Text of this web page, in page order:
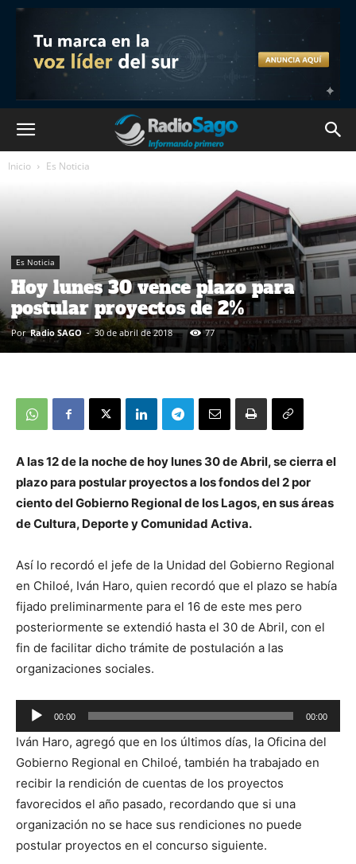
Inicio Es Noticia
Es Noticia
Hoy lunes 30 vence plazo para
postular proyectos de 2%
Por Radio SAGO - 30 de abril de 2018 77
A las 12 de la noche de hoy lunes 30 de Abril, se cierra el
plazo para postular proyectos a los fondos del 2 por
ciento del Gobierno Regional de los Lagos, en sus áreas
de Cultura, Deporte y Comunidad Activa.
Así lo recordó el jefe de la Unidad del Gobierno Regional
en Chiloé, Iván Haro, quien recordó que el plazo se había
fijado preliminarmente para el 16 de este mes pero
posteriormente se extendió hasta el 30 de Abril, con el
fin de facilitar dicho trámite de postulación a las
organizaciones sociales.
Reproductor
de
audio
00:00 00:00
Iván Haro, agregó que en los últimos días, la Oficina del
Gobierno Regional en Chiloé, también ha trabajado en
recibir la rendición de cuentas de los proyectos
favorecidos el año pasado, recordando que si una
organización no se hace sus rendiciones no puede
postular proyectos en el concurso siguiente.